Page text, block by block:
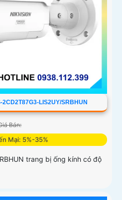
LIS2UY/SRBHUN
Bán:
Mại: 5%-35%
trang bị ống kính có độ